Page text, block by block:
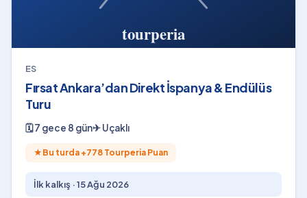
ES
Fırsat Ankara’dan Direkt İspanya & Endülüs
Turu
🗓7 gece 8 gün✈Uçaklı
★ Bu turda +778 Tourperia Puan
İlk kalkış ·15 Ağu 2026